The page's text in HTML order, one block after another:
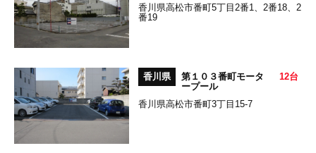
香川県高松市番町5丁目2番1、2番18、2
番19
香川県
第１０３番町モータ
ープール
12台
香川県高松市番町3丁目15-7